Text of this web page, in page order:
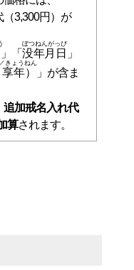
3,300円）が
」「 没年月日
ぼつねんがっぴ
」
年）
きょうねん
」が含ま
追加戒名入れ代
算されます。